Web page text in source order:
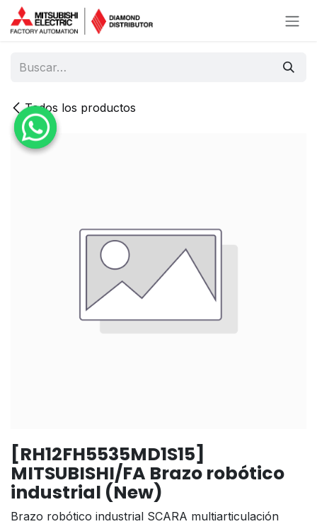
Ir al contenido
Todos los productos
[RH12FH5535MD1S15]
MITSUBISHI/FA Brazo robótico
industrial (New)
Brazo robótico industrial SCARA multiarticulación